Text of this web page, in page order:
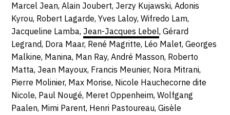
Marcel Jean, Alain Joubert, Jerzy Kujawski, Adonis
Kyrou, Robert Lagarde, Yves Laloy, Wifredo Lam,
Jacqueline Lamba, Jean-Jacques Lebel, Gérard
Legrand, Dora Maar, René Magritte, Léo Malet, Georges
Malkine, Manina, Man Ray, André Masson, Roberto
Matta, Jean Mayoux, Francis Meunier, Nora Mitrani,
Pierre Molinier, Max Morise, Nicole Hauchecorne dite
Nicole, Paul Nougé, Meret Oppenheim, Wolfgang
Paalen, Mimi Parent, Henri Pastoureau, Gisèle